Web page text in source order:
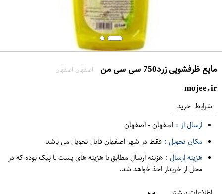
مایع ظرفشویی زرد750 سی سی من اصفهان اصفهان
mojee.ir
شرایط خرید
ارسال از : اصفهان-اصفهان
مکان تحویل : فقط در شهر اصفهان قابل تحویل می باشد
هزینه ارسال : هزینه ارسال مطابق با هزینه های پست یا پیک بوده که در
محل از خریدار اخذ خواهد شد.